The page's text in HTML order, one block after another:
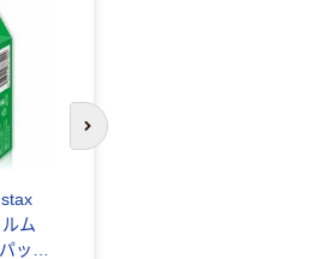
ム
ック
次のスライドへ